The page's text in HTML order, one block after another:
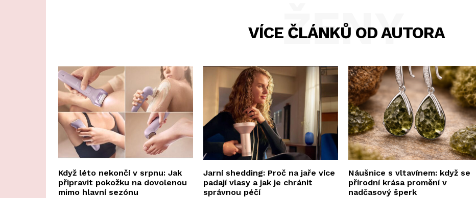
VÍCE ČLÁNKŮ OD AUTORA
ŽENY
Když léto nekončí v srpnu: Jak
připravit pokožku na dovolenou
mimo hlavní sezónu
Jarní shedding: Proč na jaře více
padají vlasy a jak je chránit
správnou péčí
Náušnice s vltavínem: když se
přírodní krása promění v
nadčasový šperk